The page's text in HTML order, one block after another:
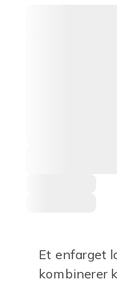
Et enfarget
kombinerer